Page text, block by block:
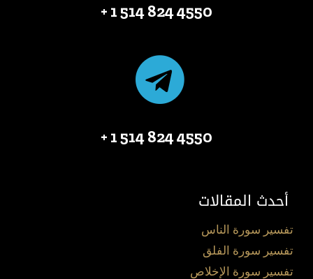
4550 824 514 1 +
4550 824 514 1 +
أحدث المقالات
تفسير سورة الناس
تفسير سورة الفلق
تفسير سورة الإخلاص